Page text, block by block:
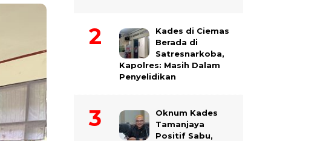
Kades di Ciemas
Berada di
Satresnarkoba,
Kapolres: Masih Dalam
Penyelidikan
Oknum Kades
Tamanjaya
Positif Sabu,